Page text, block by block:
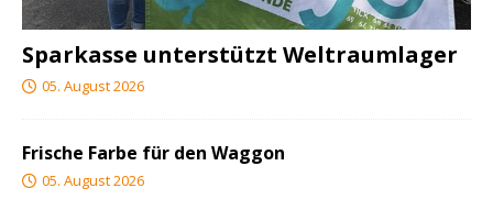
Sparkasse unterstützt Weltraumlager
05. August 2026
Frische Farbe für den Waggon
05. August 2026